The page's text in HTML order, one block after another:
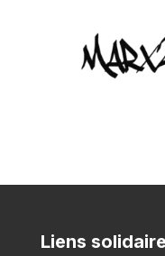
Liens